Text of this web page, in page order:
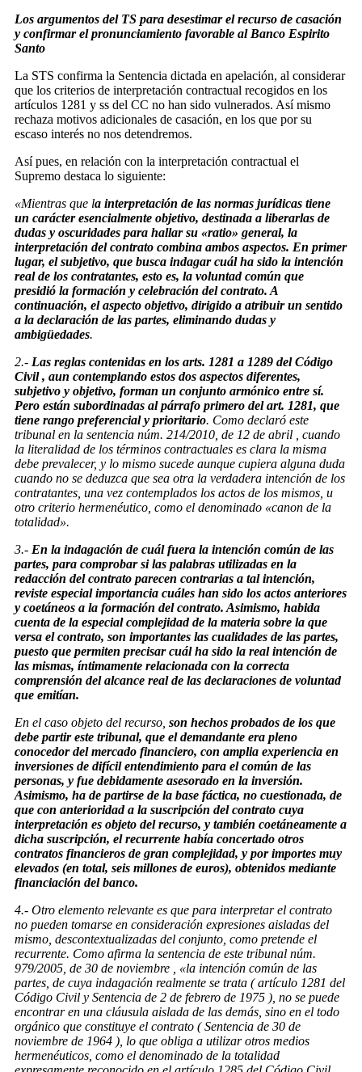
Los argumentos del TS para desestimar el recurso de casación
y confirmar el pronunciamiento favorable al Banco Espirito
Santo
La STS confirma la Sentencia dictada en apelación, al considerar
que los criterios de interpretación contractual recogidos en los
artículos 1281 y ss del CC no han sido vulnerados. Así mismo
rechaza motivos adicionales de casación, en los que por su
escaso interés no nos detendremos.
Así pues, en relación con la interpretación contractual el
Supremo destaca lo siguiente:
«Mientras que la interpretación de las normas jurídicas tiene
un carácter esencialmente objetivo, destinada a liberarlas de
dudas y oscuridades para hallar su «ratio» general, la
interpretación del contrato combina ambos aspectos. En primer
lugar, el subjetivo, que busca indagar cuál ha sido la intención
real de los contratantes, esto es, la voluntad común que
presidió la formación y celebración del contrato. A
continuación, el aspecto objetivo, dirigido a atribuir un sentido
a la declaración de las partes, eliminando dudas y
ambigüedades.
2.- Las reglas contenidas en los arts. 1281 a 1289 del Código
Civil , aun contemplando estos dos aspectos diferentes,
subjetivo y objetivo, forman un conjunto armónico entre sí.
Pero están subordinadas al párrafo primero del art. 1281, que
tiene rango preferencial y prioritario. Como declaró este
tribunal en la sentencia núm. 214/2010, de 12 de abril , cuando
la literalidad de los términos contractuales es clara la misma
debe prevalecer, y lo mismo sucede aunque cupiera alguna duda
cuando no se deduzca que sea otra la verdadera intención de los
contratantes, una vez contemplados los actos de los mismos, u
otro criterio hermenéutico, como el denominado «canon de la
totalidad».
3.- En la indagación de cuál fuera la intención común de las
partes, para comprobar si las palabras utilizadas en la
redacción del contrato parecen contrarias a tal intención,
reviste especial importancia cuáles han sido los actos anteriores
y coetáneos a la formación del contrato. Asimismo, habida
cuenta de la especial complejidad de la materia sobre la que
versa el contrato, son importantes las cualidades de las partes,
puesto que permiten precisar cuál ha sido la real intención de
las mismas, íntimamente relacionada con la correcta
comprensión del alcance real de las declaraciones de voluntad
que emitían.
En el caso objeto del recurso, son hechos probados de los que
debe partir este tribunal, que el demandante era pleno
conocedor del mercado financiero, con amplia experiencia en
inversiones de difícil entendimiento para el común de las
personas, y fue debidamente asesorado en la inversión.
Asimismo, ha de partirse de la base fáctica, no cuestionada, de
que con anterioridad a la suscripción del contrato cuya
interpretación es objeto del recurso, y también coetáneamente a
dicha suscripción, el recurrente había concertado otros
contratos financieros de gran complejidad, y por importes muy
elevados (en total, seis millones de euros), obtenidos mediante
financiación del banco.
4.- Otro elemento relevante es que para interpretar el contrato
no pueden tomarse en consideración expresiones aisladas del
mismo, descontextualizadas del conjunto, como pretende el
recurrente. Como afirma la sentencia de este tribunal núm.
979/2005, de 30 de noviembre , «la intención común de las
partes, de cuya indagación realmente se trata ( artículo 1281 del
Código Civil y Sentencia de 2 de febrero de 1975 ), no se puede
encontrar en una cláusula aislada de las demás, sino en el todo
orgánico que constituye el contrato ( Sentencia de 30 de
noviembre de 1964 ), lo que obliga a utilizar otros medios
hermenéuticos, como el denominado de la totalidad